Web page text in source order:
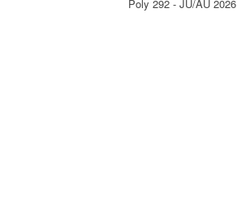
Poly 292 - JU/AU 2026